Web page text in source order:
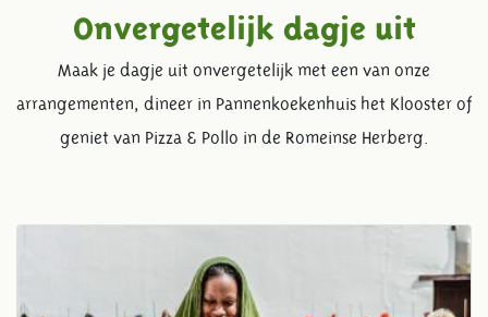
Onvergetelijk dagje uit
Maak je dagje uit onvergetelijk met een van onze
arrangementen, dineer in Pannenkoekenhuis het Klooster of
geniet van Pizza & Pollo in de Romeinse Herberg.